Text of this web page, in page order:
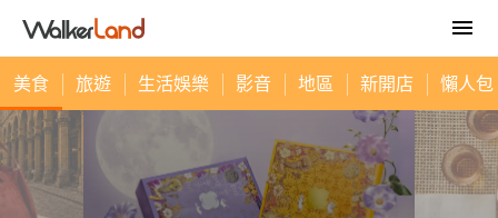
美食 旅遊 生活娛樂 影音 地區 新開店 懶人包